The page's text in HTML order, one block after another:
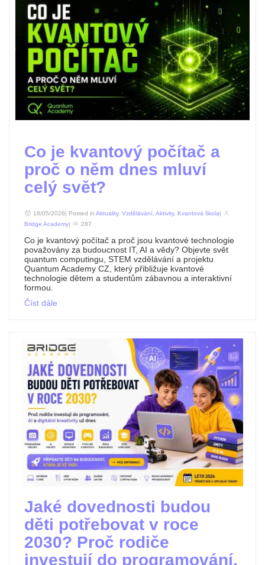
Co je kvantový počítač a
proč o něm dnes mluví
celý svět?
18/05/2026| Posted in Aktuality, Vzdělávání, Aktivity, Kvantová škola
Bridge Academy
287
Co je kvantový počítač a proč jsou kvantové technologie
považovány za budoucnost IT, AI a vědy? Objevte svět
quantum computingu, STEM vzdělávání a projektu
Quantum Academy CZ, který přibližuje kvantové
technologie dětem a studentům zábavnou a interaktivní
formou.
Číst dále
Jaké dovednosti budou
děti potřebovat v roce
2030? Proč rodiče
investují do programování,